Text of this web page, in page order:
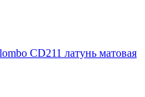
CD211 латунь матовая